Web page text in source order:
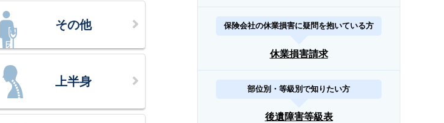
その他
上半身
保険会社の休業損害に疑問を抱いている方
休業損害請求
部位別・等級別で知りたい方
後遺障害等級表